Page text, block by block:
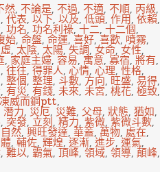
然, 不論是, 不過, 不適, 不順, 丙級,
,代表,以下, 以及, 低頭, 作用,依賴,
, 功名, 功名利祿,十二,十二個,
始,命盤,命運,喜好, 喜歡, 噴霧,
,太陰,太陽,失調,女命,女性,
, 家庭主婦,容易,寓意, 寡宿,將有,
,往往,得罪人, 心情,心理, 性格,
, 整個, 整理, 斗數,方向, 旺盛,易得,
, 有災, 有錢, 未來, 未宮, 桃花, 極致,
威而鋼ptt,
潛力,災厄, 災難, 父母, 狀態, 猶如,
,突發,立刻,精力,紫微,紫微斗數,
自然,興旺發達,華蓋,萬物,處在,
,輔佐, 輝煌,逐漸,進步,運氣,
,難以,霸氣, 頂峰,領域,領導,顛峰,